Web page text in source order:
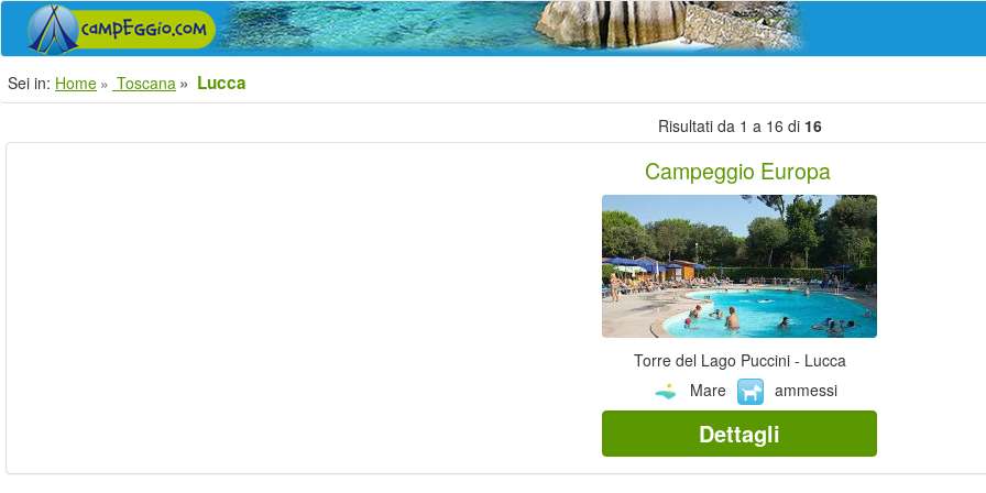
Sei in: Home Toscana Lucca
Risultati da 1 a 16 di 16
Campeggio Europa
Torre del Lago Puccini - Lucca
Mare
ammessi
Dettagli